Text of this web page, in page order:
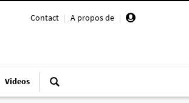
Contact | A propos de |
Videos